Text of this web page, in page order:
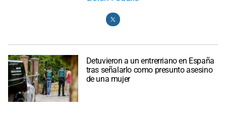
Detuvieron a un entrerriano en España
tras señalarlo como presunto asesino
de una mujer